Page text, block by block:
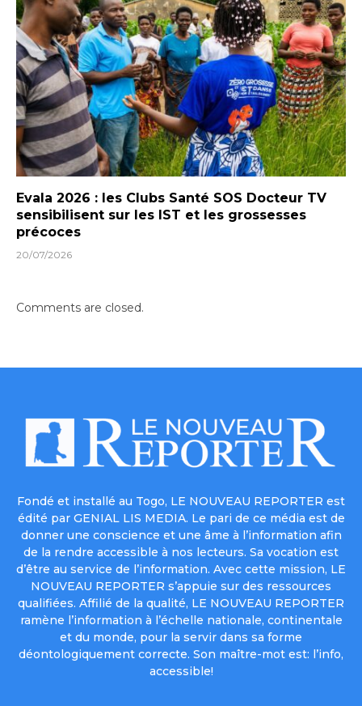
Evala 2026 : les Clubs Santé SOS Docteur TV
sensibilisent sur les IST et les grossesses
précoces
20/07/2026
Comments are closed.
Fondé et installé au Togo, LE NOUVEAU REPORTER est
édité par GENIAL LIS MEDIA. Le pari de ce média est de
donner une conscience et une âme à l’information afin
de la rendre accessible à nos lecteurs. Sa vocation est
d’être au service de l’information. Avec cette mission, LE
NOUVEAU REPORTER s’appuie sur des ressources
qualifiées. Affilié de la qualité, LE NOUVEAU REPORTER
ramène l’information à l’échelle nationale, continentale
et du monde, pour la servir dans sa forme
déontologiquement correcte. Son maître-mot est: l’info,
accessible!